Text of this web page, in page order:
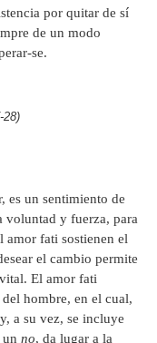
por quitar de sí
de un modo
se.
28)
es un sentimiento de
voluntad y fuerza, para
amor fati sostienen el
el cambio permite
El amor fati
hombre, en el cual,
a su vez, se incluye
no, da lugar a la